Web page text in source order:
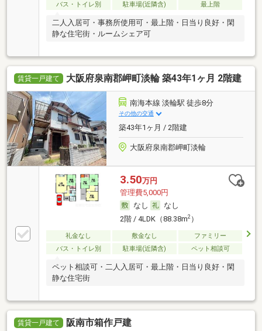
バス・トイレ別
駐車場(近隣含) 最上階
二人入居可・事務所使用可・最上階・日当り良好・閑
静な住宅街・ルームシェア可
賃貸一戸建て 大阪府泉南郡岬町淡輪 築43年1ヶ月 2階建
南海本線 淡輪駅 徒歩8分
その他の交通
築43年1ヶ月 / 2階建
大阪府泉南郡岬町淡輪
3.50万円
管理費5,000円
なし
なし
2階 / 4LDK（88.38m2）
礼金なし 敷金なし
ファミリー
バス・トイレ別
駐車場(近隣含) ペット相談可
ペット相談可・二人入居可・最上階・日当り良好・閑
静な住宅街
賃貸一戸建て 阪南市箱作戸建